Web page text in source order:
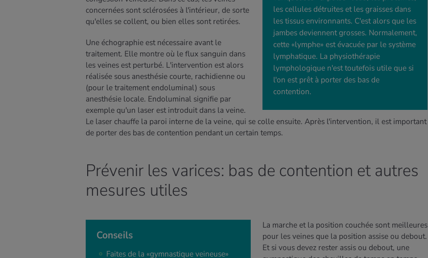
les cellules détruites et les graisses dans
les tissus environnants. C'est alors que les
jambes deviennent grosses. Normalement,
cette «lymphe» est évacuée par le système
lymphatique. La physiothérapie
lymphologique n'est toutefois utile que si
l'on est prêt à porter des bas de
contention.
concernées sont sclérosées à l'intérieur, de sorte
qu'elles se collent, ou bien elles sont retirées.
Une échographie est nécessaire avant le
traitement. Elle montre où le flux sanguin dans
les veines est perturbé. L'intervention est alors
réalisée sous anesthésie courte, rachidienne ou
(pour le traitement endoluminal) sous
anesthésie locale. Endoluminal signifie par
exemple qu'un laser est introduit dans la veine.
Le laser chauffe la paroi interne de la veine, qui se colle ensuite. Après l'intervention, il est important
de porter des bas de contention pendant un certain temps.
Prévenir les varices: bas de contention et autres
mesures utiles
Conseils
Faites de la «gymnastique veineuse»
La marche et la position couchée sont meilleures
pour les veines que la position assise ou debout.
Et si vous devez rester assis ou debout, une